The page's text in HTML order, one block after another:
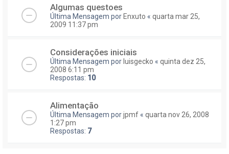
Algumas questoes
Última Mensagem por Enxuto « quarta mar 25,
2009 11:37 pm
Considerações iniciais
Última Mensagem por luisgecko « quinta dez 25,
2008 6:11 pm
Respostas: 10
Alimentação
Última Mensagem porjpmf « quarta nov 26, 2008
1:27 pm
Respostas: 7